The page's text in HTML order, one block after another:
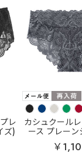
レ
ズ)
カシュクール
ース プレー
￥